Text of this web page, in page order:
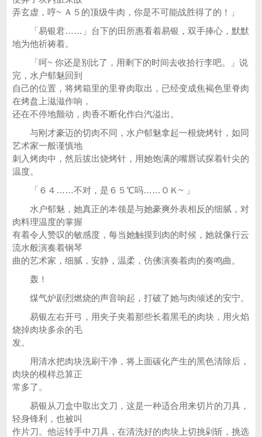
弄玄虚，哼~ Ａ５的顶级牛肉，你是不可能战胜得了的！」
「易银君……」台下的田所惠看着易银，双手捧心，默默
地为他祈祷着。
「呵~ 你还是别比了，用剩下的时间去收拾行李吧。」说
完，水户郁魅回到
自己的位置，将烤箱里的里脊肉取出，已经变成焦褐色里脊肉
在烤盘上滋滋作响，
还在不停地颤动，肉香不断化作白汽溢出。
与刚才豪迈的切肉不同，水户郁魅拿起一根烧烤针，如同
艺术家一般谨慎地
刺入烤肉中，然后拔出烧烤针，用她饱满的嘴唇试探着针尖的
温度。
「６４……不对，是６５℃吗……ＯＫ~ 」
水户郁魅，她真正的本领是与她豪爽外表相反的细腻，对
肉料理温度的掌握
有着令人赞叹的敏感度，每当她触摸到肉的时候，她就像行云
流水般演奏着钢琴
曲的艺术家，细腻，安静，温柔，仿佛演奏着肉的奏鸣曲。
轰！
煤气炉剧烈燃烧的声音响起，打破了她与肉倾述的安宁。
易银左右开弓，用夹子夹着那些长着黑毛的肉块，用火焰
烧掉肉块多余的毛
发。
用清水把肉块洗刷干净，将上面碳化产生的黑色清除后，
肉块的模样总算正
常多了。
易银从刀盒中取出文刀，这是一种适合用来切片的刀具，
轻身锋利，也被叫
作片刀。他运转手中刀具，在清洗好的肉块上切挑剁斩，挑选